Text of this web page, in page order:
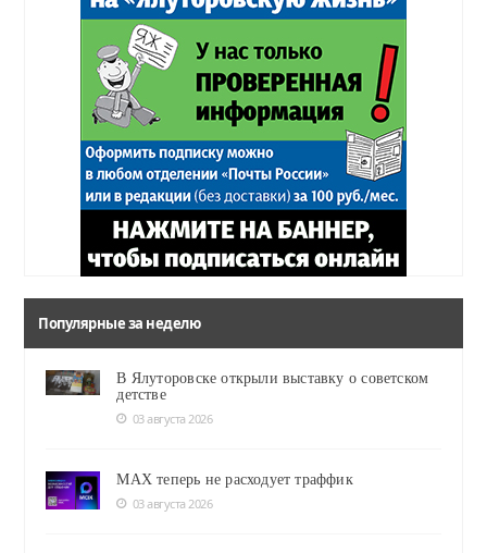
Популярные за неделю
В Ялуторовске открыли выставку о советском
детстве
03 августа 2026
MAX теперь не расходует траффик
03 августа 2026